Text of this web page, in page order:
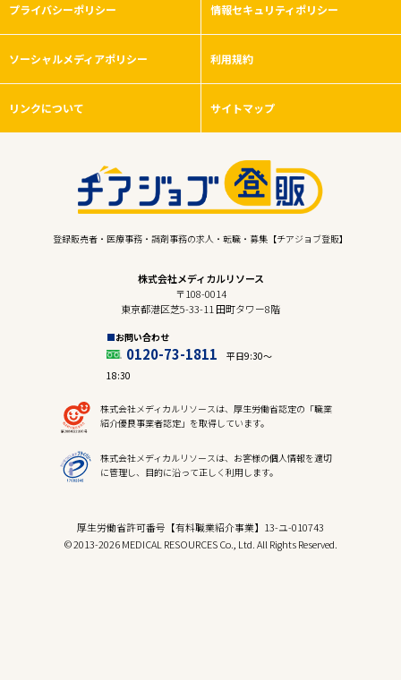
プライバシーポリシー 情報セキュリティポリシー
ソーシャルメディアポリシー 利用規約
リンクについて サイトマップ
登録販売者・医療事務・調剤事務の求人・転職・募集【チアジョブ登販】
株式会社メディカルリソース
〒108-0014
東京都港区芝5-33-11 田町タワー8階
お問い合わせ
0120-73-1811
平日9:30〜
18:30
株式会社メディカルリソースは、厚生労働省認定の「職業
紹介優良事業者認定」を取得しています。
株式会社メディカルリソースは、お客様の個人情報を適切
に管理し、目的に沿って正しく利用します。
厚生労働省許可番号【有料職業紹介事業】13-ユ-010743
© 2013-2026 MEDICAL RESOURCES Co., Ltd. All Rights Reserved.